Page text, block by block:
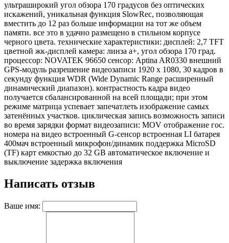
ультраширокий угол обзора 170 градусов без оптических
искажений, уникальная функция SlowRec, позволяющая
вместить до 12 раз больше информации на тот же объем
памяти. все это в удачно размещено в стильном корпусе
черного цвета. технические характеристики: дисплей: 2,7 TFT
цветной жк-дисплей камера: линза а+, угол обзора 170 град.
процессор: NOVATEK 96650 сенсор: Aptina AR0330 внешний
GPS-модуль разрешение видеозаписи 1920 x 1080, 30 кадров в
секунду функция WDR (Wide Dynamic Range расширенный
динамический диапазон). контрастность кадра видео
получается сбалансированной на всей площади; при этом
режиме матрица успевает запечатлеть изображение самых
затенённых участков. циклическая запись возможность записи
во время зарядки формат видеозаписи: MOV отображение гос.
номера на видео встроенный G-сенсор встроенная LI батарея
400мач встроенный микрофон/динамик поддержка MicroSD
(TF) карт емкостью до 32 GB автоматическое включение и
выключение задержка включения
Написать отзыв
Ваше имя: